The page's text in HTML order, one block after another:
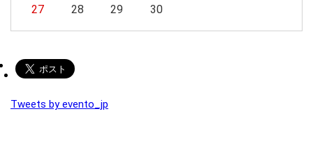
27 28 29 30
Tweets by evento_jp